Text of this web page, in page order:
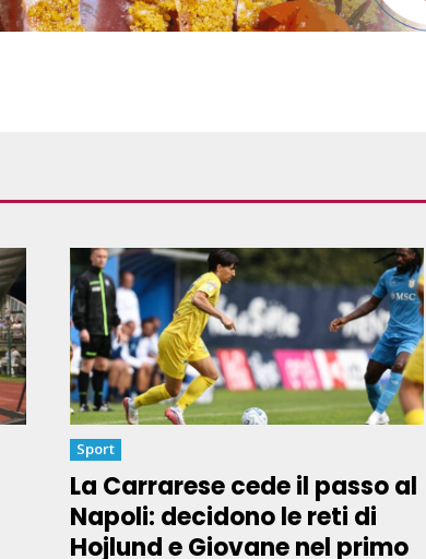
Sport
La Carrarese cede il passo al
Napoli: decidono le reti di
Hojlund e Giovane nel primo